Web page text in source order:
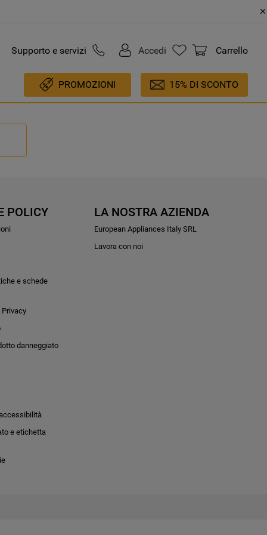
Supporto e servizi Accedi Carrello
PROMOZIONI 15% DI SCONTO
POLICY
e schede
danneggiato
e etichetta
LA NOSTRA AZIENDA
European Appliances Italy SRL
Lavora con noi